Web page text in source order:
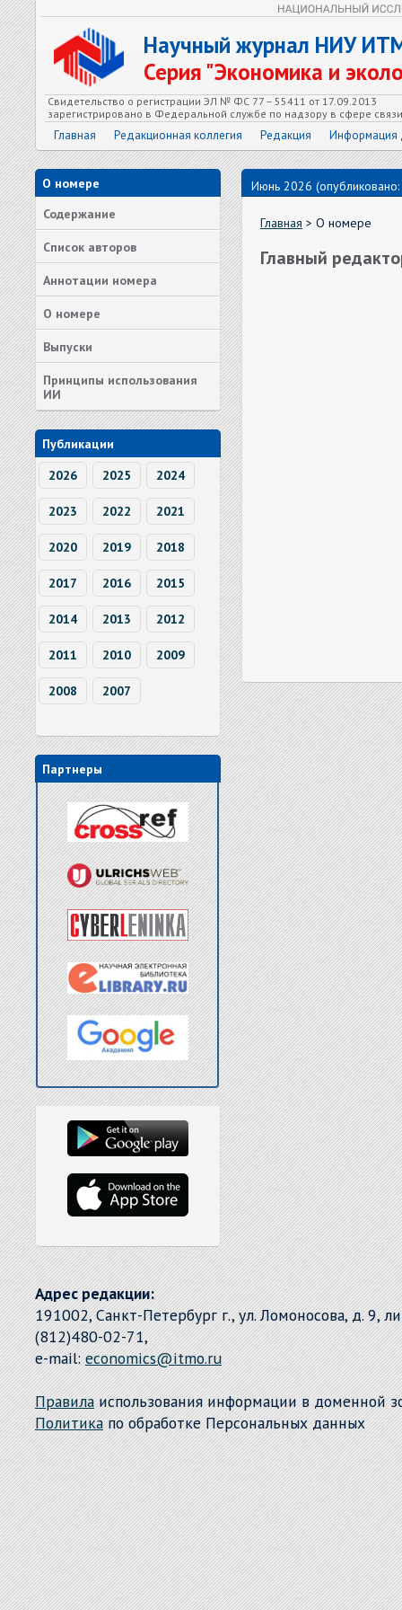
Научный журнал НИУ
Серия "Экономика и
Свидетельство о регистрации ЭЛ № ФС 77 – 55411 от 17.09.2013
зарегистрировано в Федеральной службе по надзору в сфере
Главная Редакционная коллегия Редакция Информация
О номере
Содержание
Список авторов
Аннотации номера
О номере
Выпуски
Принципы использования
ИИ
Публикации
2026
2025 2024
2023 2022 2021
2020 2019 2018
2017 2016 2015
2014 2013 2012
2011 2010 2009
2008 2007
Партнеры
Июнь 2026
Главная > О номере
Главный
Адрес редакции:
191002, Санкт-Петербург г., ул. Ломоносова, д. 9,
(812)480-02-71,
e-mail:economics@itmo.ru
Правилаиспользования информации в доменной
Политикапо обработке Персональных данных